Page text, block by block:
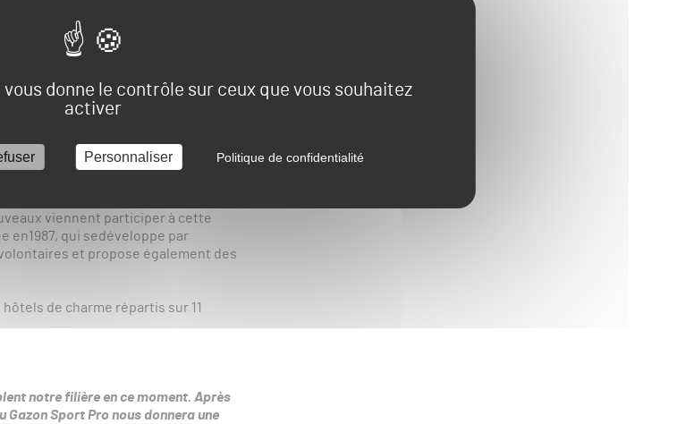
donne le contrôle sur ceux que vous souhaitez
activer
Personnaliser Politique de confidentialité
du Gazon Sport Pro se tiendront
viennent participer à cette
en1987, qui sedéveloppe par
et propose également des
de charme répartis sur 11
notre filière en ce moment. Après
Sport Pro nous donnera une